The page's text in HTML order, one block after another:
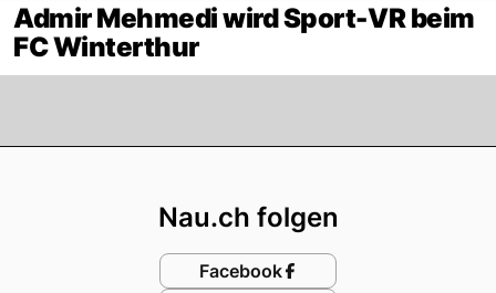
Admir Mehmedi wird Sport-VR beim
FC Winterthur
Nau.ch folgen
Facebook